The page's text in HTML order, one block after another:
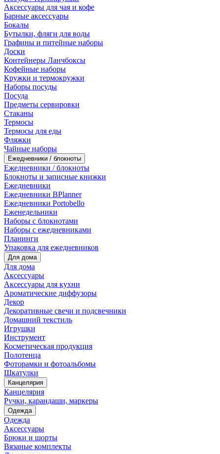
Аксессуары для чая и кофе
Барные аксессуары
Бокалы
Бутылки, фляги для воды
Графины и питейные наборы
Доски
Контейнеры Ланчбоксы
Кофейные наборы
Кружки и термокружки
Наборы посуды
Посуда
Предметы сервировки
Стаканы
Термосы
Термосы для еды
Фляжки
Чайные наборы
Ежедневники / блокноты
Ежедневники / блокноты
Блокноты и записные книжки
Ежедневники
Ежедневники BPlanner
Ежедневники Portobello
Еженедельники
Наборы с блокнотами
Наборы с ежедневниками
Планинги
Упаковка для ежедневников
Для дома
Для дома
Аксессуары
Аксессуары для кухни
Ароматические диффузоры
Декор
Декоративные свечи и подсвечники
Домашний текстиль
Игрушки
Инструмент
Косметическая продукция
Полотенца
Фоторамки и фотоальбомы
Шкатулки
Канцелярия
Канцелярия
Ручки, карандаши, маркеры
Одежда
Одежда
Аксессуары
Брюки и шорты
Вязаные комплекты